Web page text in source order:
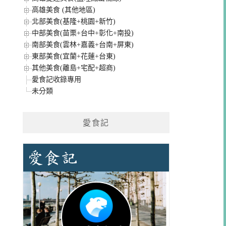
高雄美食 (其他地區)
北部美食(基隆+桃園+新竹)
中部美食(苗栗+台中+彰化+南投)
南部美食(雲林+嘉義+台南+屏東)
東部美食(宜蘭+花蓮+台東)
其他美食(離島+宅配+超商)
愛食記收錄專用
未分類
愛食記